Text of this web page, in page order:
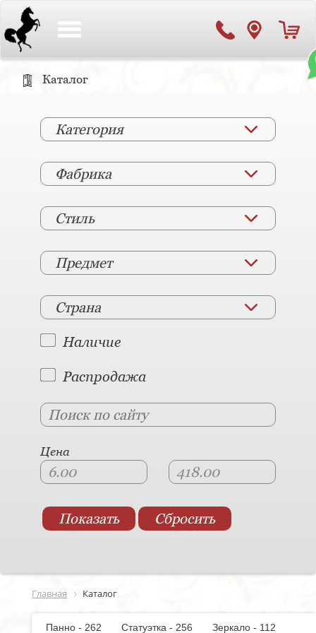
Каталог
Категория
Фабрика
Стиль
Предмет
Страна
Наличие
Распродажа
Цена
Главная Каталог
Панно - 262 Статуэтка - 256
Зеркало - 112